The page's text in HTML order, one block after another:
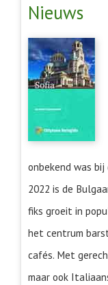
Nieuws
onbekend was
2022 is de
fiks groeit in
het centrum
cafés. Met
maar ook